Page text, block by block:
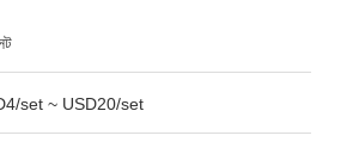
set ~ USD20/set